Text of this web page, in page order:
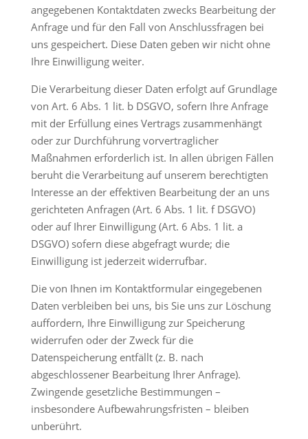
angegebenen Kontaktdaten zwecks Bearbeitung der
Anfrage und für den Fall von Anschlussfragen bei
uns gespeichert. Diese Daten geben wir nicht ohne
Ihre Einwilligung weiter.
Die Verarbeitung dieser Daten erfolgt auf Grundlage
von Art. 6 Abs. 1 lit. b DSGVO, sofern Ihre Anfrage
mit der Erfüllung eines Vertrags zusammenhängt
oder zur Durchführung vorvertraglicher
Maßnahmen erforderlich ist. In allen übrigen Fällen
beruht die Verarbeitung auf unserem berechtigten
Interesse an der effektiven Bearbeitung der an uns
gerichteten Anfragen (Art. 6 Abs. 1 lit. f DSGVO)
oder auf Ihrer Einwilligung (Art. 6 Abs. 1 lit. a
DSGVO) sofern diese abgefragt wurde; die
Einwilligung ist jederzeit widerrufbar.
Die von Ihnen im Kontaktformular eingegebenen
Daten verbleiben bei uns, bis Sie uns zur Löschung
auffordern, Ihre Einwilligung zur Speicherung
widerrufen oder der Zweck für die
Datenspeicherung entfällt (z. B. nach
abgeschlossener Bearbeitung Ihrer Anfrage).
Zwingende gesetzliche Bestimmungen –
insbesondere Aufbewahrungsfristen – bleiben
unberührt.